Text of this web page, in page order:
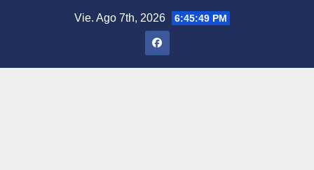
Vie. Ago 7th, 2026 6:45:50 PM